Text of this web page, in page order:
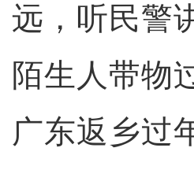
远，听民警
陌生人带物
广东返乡过